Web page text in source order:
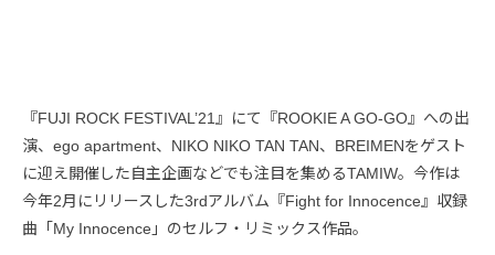
『FUJI ROCK FESTIVAL’21』にて『ROOKIE A GO-GO』への出
演、ego apartment、NIKO NIKO TAN TAN、BREIMENをゲスト
に迎え開催した自主企画などでも注目を集めるTAMIW。今作は
今年2月にリリースした3rdアルバム『Fight for Innocence』収録
曲「My Innocence」のセルフ・リミックス作品。